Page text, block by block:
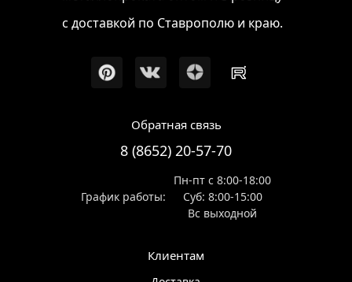
с доставкой по Ставрополю и краю.
Обратная связь
8 (8652) 20-57-70
График работы:
Пн-пт с 8:00-18:00
Суб: 8:00-15:00
Вс выходной
Клиентам